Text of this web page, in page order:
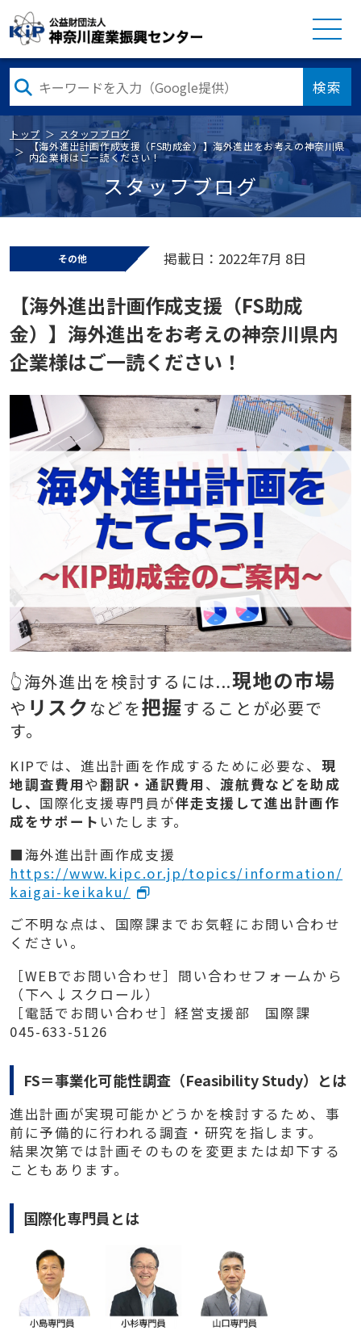
検索
トップ
スタッフブログ
【海外進出計画作成支援（FS助成金）】海外進出をお考えの神奈川県
内企業様はご一読ください！
スタッフブログ
その他 掲載日：2022年7月 8日
【海外進出計画作成支援（FS助成
金）】海外進出をお考えの神奈川県内
企業様はご一読ください！
👆海外進出を検討するには...現地の市場
や リスク などを把握することが必要で
す。
KIPでは、進出計画を作成するために必要な、 現
地調査費用や翻訳・通訳費用 、渡航費などを助成
し、 国際化支援専門員が伴走支援して進出計画作
成をサポート いたします。
■海外進出計画作成支援
https://www.kipc.or.jp/topics/information/
kaigai-keikaku/
ご不明な点は、国際課までお気軽にお問い合わせ
ください。
［WEBでお問い合わせ］問い合わせフォームから
（下へ↓スクロール）
［電話でお問い合わせ］経営支援部 国際課
045-633-5126
FS＝事業化可能性調査（Feasibility Study）とは
進出計画が実現可能かどうかを検討するため、事
前に予備的に行われる調査・研究を指します。
結果次第では計画そのものを変更または却下する
こともあります。
国際化専門員とは